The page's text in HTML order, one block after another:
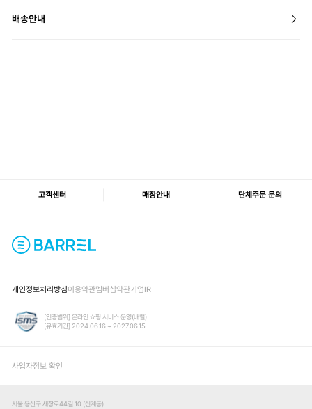
배송안내
고객센터 매장안내 단체주문 문의
개인정보처리방침이용약관멤버십약관기업IR
[인증범위] 온라인 쇼핑 서비스 운영(배럴)
[유효기간] 2024.06.16 ~ 2027.06.15
사업자정보 확인
서울 용산구 새창로44길 10 (신계동)